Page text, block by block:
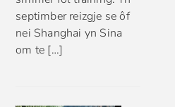
septimber reizgje se ôf
nei Shanghai yn Sina
om te […]